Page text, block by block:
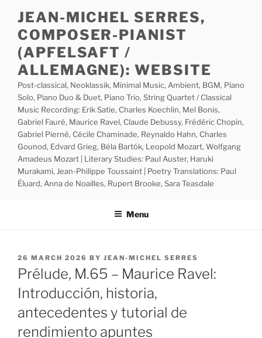
content
JEAN-MICHEL SERRES,
COMPOSER-PIANIST
(APFELSAFT /
ALLEMAGNE): WEBSITE
Post-classical, Neoklassik, Minimal Music, Ambient, BGM, Piano
Solo, Piano Duo & Duet, Piano Trio, String Quartet / Classical
Music Recording: Erik Satie, Charles Koechlin, Mel Bonis,
Gabriel Fauré, Maurice Ravel, Claude Debussy, Frédéric Chopin,
Gabriel Pierné, Cécile Chaminade, Reynaldo Hahn, Charles
Gounod, Edvard Grieg, Béla Bartók, Leopold Mozart, Wolfgang
Amadeus Mozart | Literary Studies: Paul Auster, Haruki
Murakami, Jean-Philippe Toussaint | Poetry Translations: Paul
Éluard, Anna de Noailles, Rupert Brooke, Sara Teasdale
Menu
POSTED
ON
26 MARCH 2026 BY JEAN-MICHEL SERRES
Prélude, M.65 – Maurice Ravel:
Introducción, historia,
antecedentes y tutorial de
rendimiento apuntes